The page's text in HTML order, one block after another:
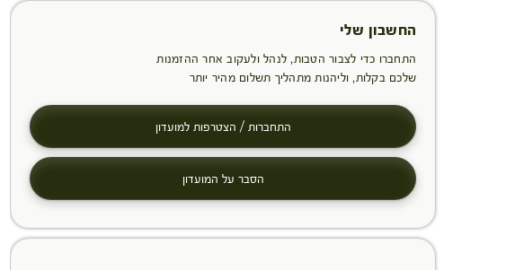
החשבון שלי
התחברו כדי לצבור הטבות, לנהל ולעקוב אחר ההזמנות
שלכם בקלות, וליהנות מתהליך תשלום מהיר יותר
התחברות / הצטרפות למועדון
הסבר על המועדון